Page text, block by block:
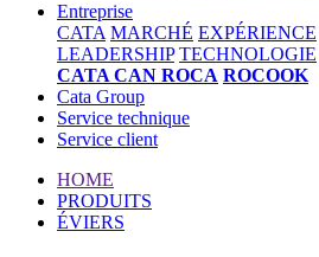
Entreprise
CATA MARCHÉ EXPÉRIENCE
LEADERSHIP TECHNOLOGIE
CATA CAN ROCA ROCOOK
Cata Group
Service technique
Service client
HOME
PRODUITS
ÉVIERS